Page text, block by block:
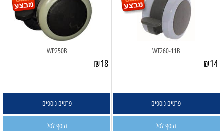
WT260-11B
₪14
פרטים נוספים
הוסף לסל
WP250B
₪18
פרטים נוספים
הוסף לסל